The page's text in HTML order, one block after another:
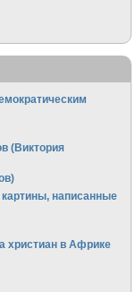
(Виктория
написанные
христиан в Африке